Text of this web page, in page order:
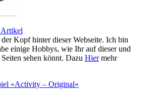
Artikel
Kopf hinter dieser Webseite. Ich bin
einige Hobbys, wie Ihr auf dieser und
sehen könnt. Dazu Hiermehr
»Activity – Original«